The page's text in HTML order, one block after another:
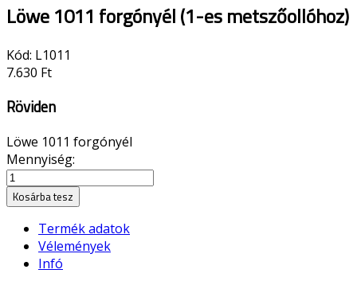
Löwe 1011 forgónyél (1-es metszőollóhoz)
Kód: L1011
7.630 Ft
Röviden
Löwe 1011 forgónyél
Mennyiség:
Kosárba tesz
Termék adatok
Vélemények
Infó